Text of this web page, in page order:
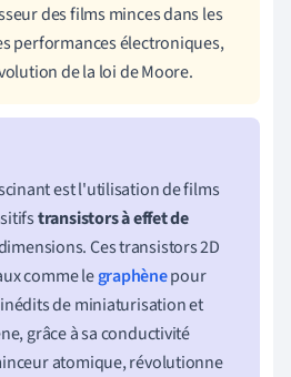
des films minces dans les
performances électroniques,
de la loi de Moore.
est l'utilisation de films
transistors à effet de
Ces transistors 2D
comme legraphènepour
de miniaturisation et
grâce à sa conductivité
atomique, révolutionne